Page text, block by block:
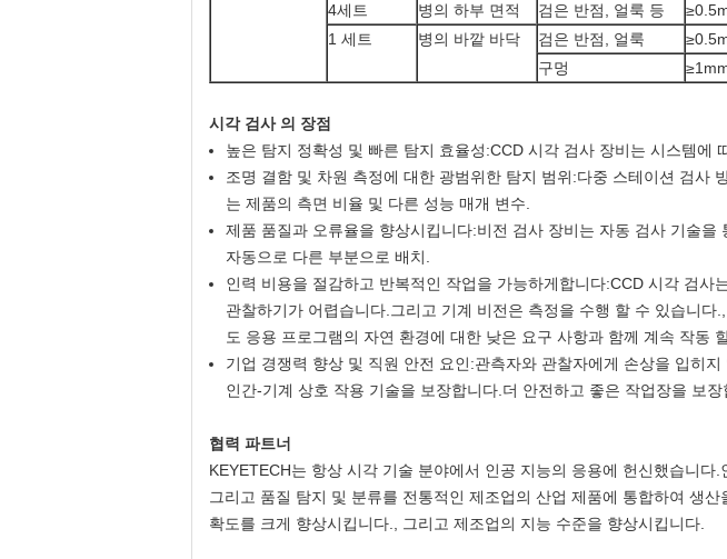
4세트 병의 하부 면적 검은 반점, 얼룩 등
1 세트
병의 바깥 바닥 검은 반점, 얼룩
구멍
시각 검사 의 장점
높은 탐지 정확성 및 빠른 탐지 효율성:CCD 시각 검사 장비는 시스템에
조명 결함 및 차원 측정에 대한 광범위한 탐지 범위:다중 스테이션 검사
는 제품의 측면 비율 및 다른 성능 매개 변수.
제품 품질과 오류율을 향상시킵니다:비전 검사 장비는 자동 검사 기술
자동으로 다른 부분으로 배치.
인력 비용을 절감하고 반복적인 작업을 가능하게합니다:CCD 시각 검
관찰하기가 어렵습니다.그리고 기계 비전은 측정을 수행 할 수 있습니
도 응용 프로그램의 자연 환경에 대한 낮은 요구 사항과 함께 계속 작동
기업 경쟁력 향상 및 직원 안전 요인:관측자와 관찰자에게 손상을 입히
인간-기계 상호 작용 기술을 보장합니다.더 안전하고 좋은 작업장을 보장
협력 파트너
KEYETECH는 항상 시각 기술 분야에서 인공 지능의 응용에 헌신했습니
그리고 품질 탐지 및 분류를 전통적인 제조업의 산업 제품에 통합하여 생
확도를 크게 향상시킵니다., 그리고 제조업의 지능 수준을 향상시킵니다.